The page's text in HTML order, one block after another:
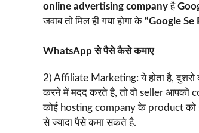
online advertising companyहै
जवाब तो मिल ही गया होगा के “Google Se
WhatsApp से पैसे कैसे कमाए
2) Affiliate Marketing: ये होता है,
करने में मदद करते है, तो वो seller आपको
कोई hosting company के product
से ज्यादा पैसे कमा सकते है.